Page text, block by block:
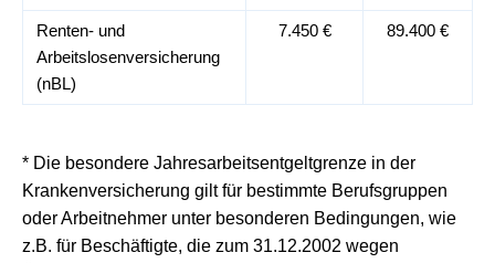
Renten- und
Arbeitslosenversicherung
(nBL)
7.450 € 89.400 €
* Die besondere Jahresarbeitsentgeltgrenze in der
Krankenversicherung gilt für bestimmte Berufsgruppen
oder Arbeitnehmer unter besonderen Bedingungen, wie
z.B. für Beschäftigte, die zum 31.12.2002 wegen